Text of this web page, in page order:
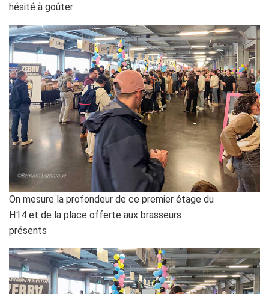
hésité à goûter
On mesure la profondeur de ce premier étage du
H14 et de la place offerte aux brasseurs
présents